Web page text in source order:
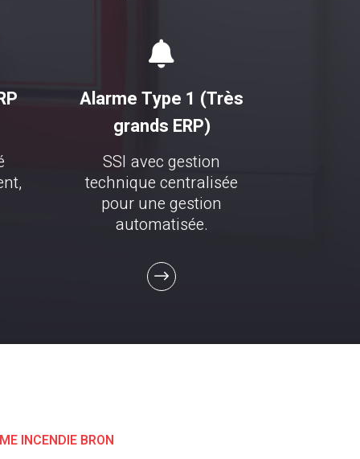

Alarme Type 1 (Très
grands ERP)
SSI avec gestion
technique centralisée
pour une gestion
automatisée.
INCENDIE BRON